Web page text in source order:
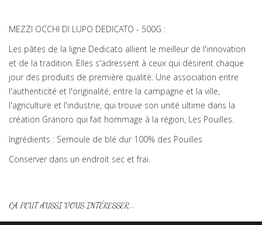
MEZZI OCCHI DI LUPO DEDICATO - 500G :
Les pâtes de la ligne Dedicato allient le meilleur de l'innovation
et de la tradition. Elles s'adressent à ceux qui désirent chaque
jour des produits de première qualité. Une association entre
l'authenticité et l'originalité, entre la campagne et la ville,
l'agriculture et l'industrie, qui trouve son unité ultime dans la
création Granoro qui fait hommage à la région, Les Pouilles.
Ingrédients : Semoule de blé dur 100% des Pouilles
Conserver dans un endroit sec et frai.
ÇA PEUT AUSSI VOUS INTÉRESSER...